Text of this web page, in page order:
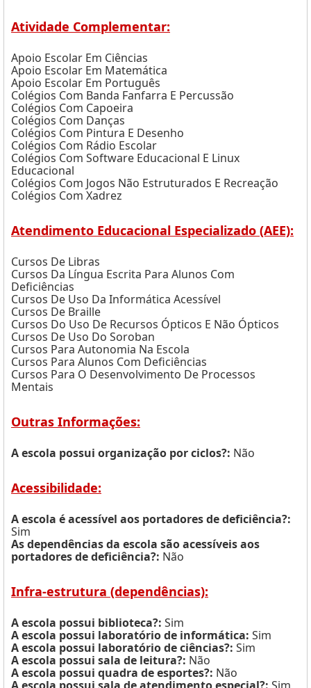
Atividade Complementar:
Apoio Escolar Em Ciências
Apoio Escolar Em Matemática
Apoio Escolar Em Português
Colégios Com Banda Fanfarra E Percussão
Colégios Com Capoeira
Colégios Com Danças
Colégios Com Pintura E Desenho
Colégios Com Rádio Escolar
Colégios Com Software Educacional E Linux
Educacional
Colégios Com Jogos Não Estruturados E Recreação
Colégios Com Xadrez
Atendimento Educacional Especializado (AEE):
Cursos De Libras
Cursos Da Língua Escrita Para Alunos Com
Deficiências
Cursos De Uso Da Informática Acessível
Cursos De Braille
Cursos Do Uso De Recursos Ópticos E Não Ópticos
Cursos De Uso Do Soroban
Cursos Para Autonomia Na Escola
Cursos Para Alunos Com Deficiências
Cursos Para O Desenvolvimento De Processos
Mentais
Outras Informações:
A escola possui organização por ciclos?: Não
Acessibilidade:
A escola é acessível aos portadores de deficiência?:
Sim
As dependências da escola são acessíveis aos
portadores de deficiência?: Não
Infra-estrutura (dependências):
A escola possui biblioteca?: Sim
A escola possui laboratório de informática: Sim
A escola possui laboratório de ciências?: Sim
A escola possui sala de leitura?: Não
A escola possui quadra de esportes?: Não